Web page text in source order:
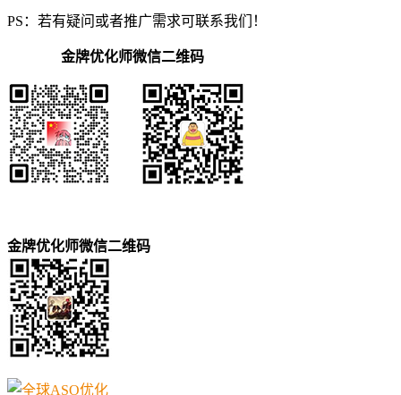
PS：若有疑问或者推广需求可联系我们！
金牌优化师微信二维码
金牌优化师微信二维码